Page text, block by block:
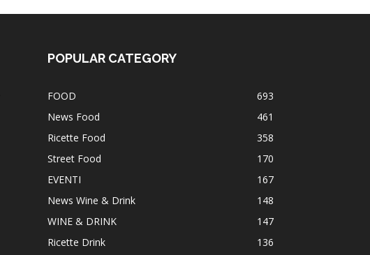
POPULAR CATEGORY
FOOD
693
News Food
461
Ricette Food
358
Street Food
170
EVENTI
167
News Wine & Drink
148
WINE & DRINK
147
Ricette Drink
136